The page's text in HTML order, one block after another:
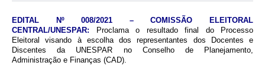
EDITAL Nº 008/2021 – COMISSÃO ELEITORAL
CENTRAL/UNESPAR:
Proclama o resultado final do Processo
Eleitoral visando à escolha dos representantes dos Docentes e
Discentes da UNESPAR no Conselho de Planejamento,
Administração e Finanças (CAD).